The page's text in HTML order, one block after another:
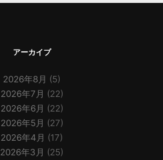
アーカイブ
2026年8月 (5)
2026年7月 (22)
2026年6月 (22)
2026年5月 (27)
2026年4月 (17)
2026年3月 (25)